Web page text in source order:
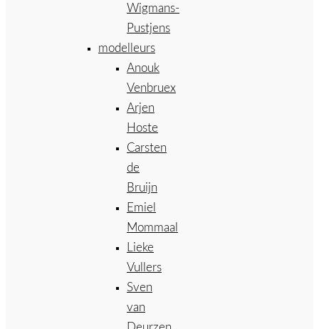
Wigmans-
Pustjens
modelleurs
Anouk
Venbruex
Arjen
Hoste
Carsten
de
Bruijn
Emiel
Mommaal
Lieke
Vullers
Sven
van